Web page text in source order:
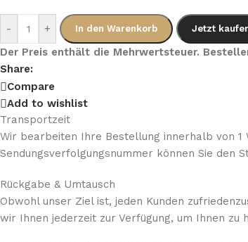
- + In den Warenkorb Jetzt
Der Preis enthält die Mehrwertsteuer.
Share:
Compare
Add to wishlist
Transportzeit
Wir bearbeiten Ihre Bestellung innerhalb von
Sendungsverfolgungsnummer können Sie den
Rückgabe & Umtausch
Obwohl unser Ziel ist, jeden Kunden
wir Ihnen jederzeit zur Verfügung, um Ihnen zu